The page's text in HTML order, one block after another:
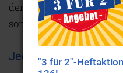
der Arbeit und loyales
sondern nur noch die
Jeder will wachsen
"3 für 2"-